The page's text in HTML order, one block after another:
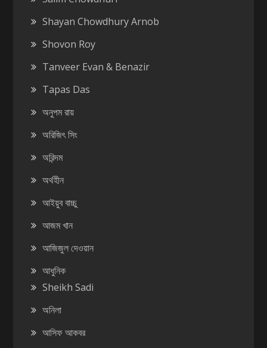
Shayan Chowdhury Arnob
Shovon Roy
Tanveer Evan & Benazir
Tapas Das
অনুপম রায়
অরিজিৎ সিং
অরিন্দম
অর্থহীন
আইয়ুব বাচ্চু
আজম খান
আজিজুল দেওয়ান
আধুনিক
Sheikh Sadi
অনিলা
আসিফ আকবর